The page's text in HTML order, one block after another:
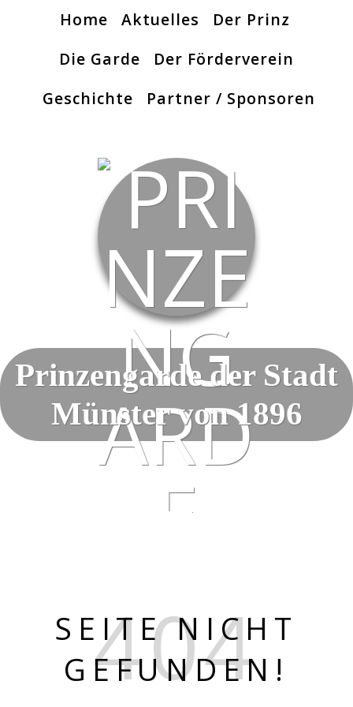
Home Aktuelles
Der Prinz
Die Garde
Der Förderverein
Geschichte
Partner / Sponsoren
Prinzengarde der Stadt
Münster von 1896
SEITE NICHT
GEFUNDEN!